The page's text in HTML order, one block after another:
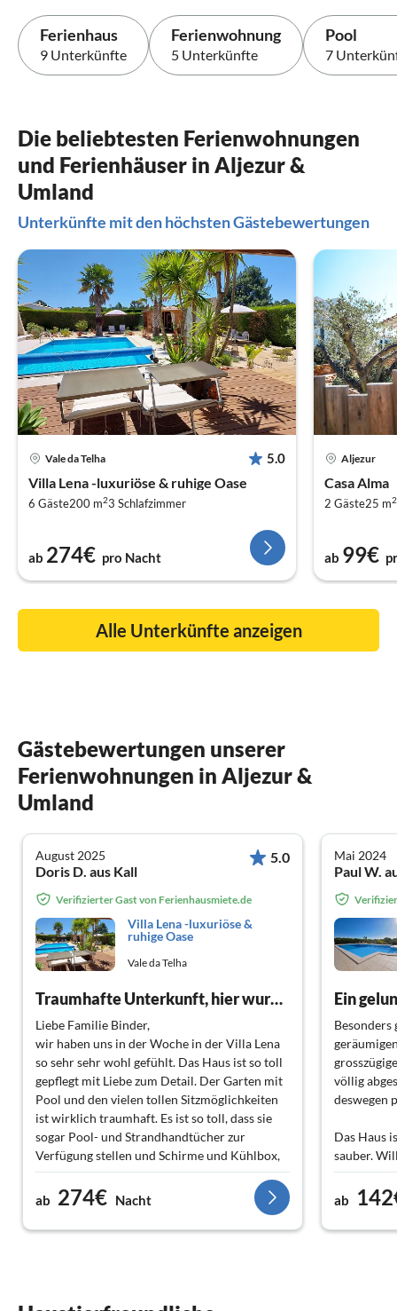
Ferienhaus
9 Unterkünfte
Ferienwohnung
5 Unterkünfte
Pool
7
Die beliebtesten Ferienwohnungen
und Ferienhäuser in Aljezur &
Umland
Unterkünfte mit den höchsten Gästebewertungen
Vale da Telha 5.0
Villa Lena -luxuriöse & ruhige Oase
6 Gäste200 m23 Schlafzimmer
ab 274€ pro Nacht
Aljezur
Casa Alma
2 Gäste25 m2
ab 99€
Alle Unterkünfte anzeigen
Gästebewertungen unserer
Ferienwohnungen in Aljezur &
Umland
August 2025
Doris D. aus Kall
5.0
Verifizierter Gast von Ferienhausmiete.de
Villa Lena -luxuriöse &
ruhige Oase
Vale da Telha
Traumhafte Unterkunft, hier wurde an Alles gedacht!
Liebe Familie Binder,
wir haben uns in der Woche in der Villa Lena
so sehr sehr wohl gefühlt. Das Haus ist so toll
gepflegt mit Liebe zum Detail. Der Garten mit
Pool und den vielen tollen Sitzmöglichkeiten
ist wirklich traumhaft. Es ist so toll, dass sie
sogar Pool- und Strandhandtücher zur
Verfügung stellen und Schirme und Kühlbox,
so kann man all das schön zu Hause lassen und
muss nichts vor Ort kaufen. Es fehlt wirklich
Die Zimmer sind sehr groß, meine Tochter
Prozent weiterempfehlen kann.
ab 274€ Nacht
Mai 2024
Paul W.
Ein
Besonders
völlig
deswegen
Das Haus
sauber.
jedem
Wir
ab